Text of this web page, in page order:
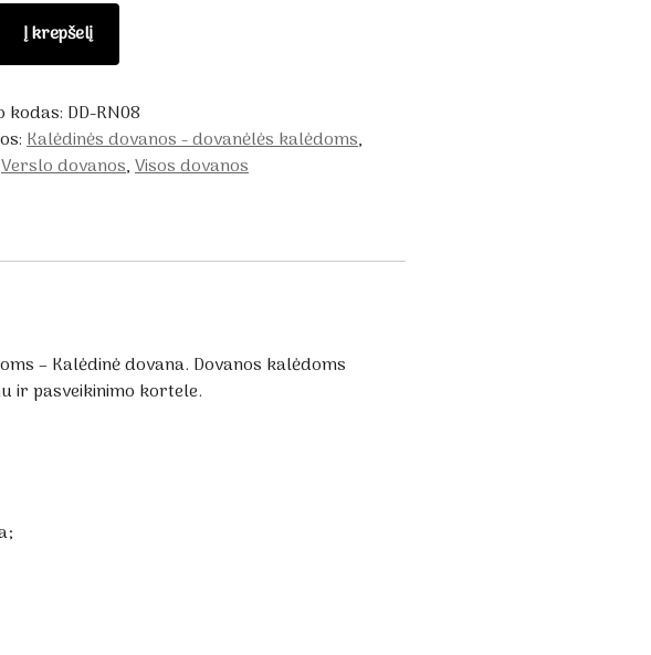
Į krepšelį
kodas: DD-RN08
Kalėdinės dovanos - dovanėlės kalėdoms,
Verslo dovanos,Visos dovanos
– Kalėdinė dovana. Dovanos kalėdoms
ir pasveikinimo kortele.